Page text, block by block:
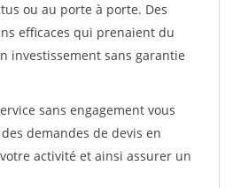
ou au porte à porte. Des
efficaces qui prenaient du
investissement sans garantie
sans engagement vous
demandes de devis en
activité et ainsi assurer un